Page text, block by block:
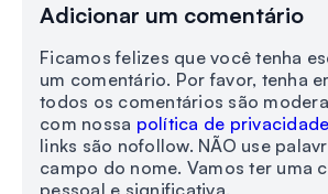
Adicionar um comentário
Ficamos felizes que você tenha
um comentário. Por favor, tenha
todos os comentários são
com nossa política de privacidade
links são nofollow. NÃO use
campo do nome. Vamos ter uma